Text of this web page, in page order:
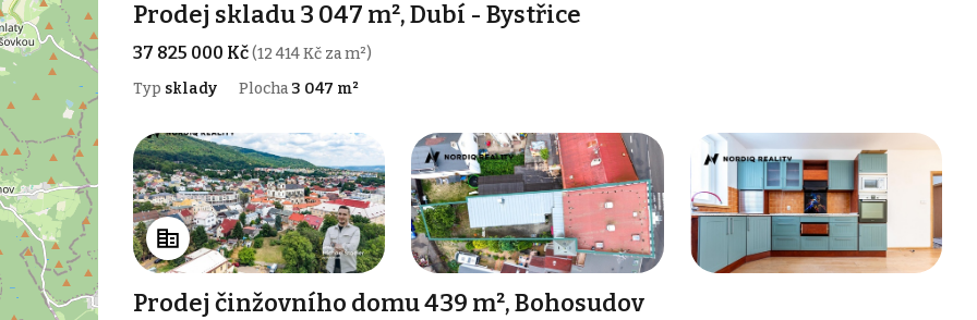
Prodej skladu 3 047 m², Dubí - Bystřice
37 825 000 Kč(12 414 Kč za m²)
Typ sklady Plocha 3 047 m²
Prodej činžovního domu 439 m², Bohosudov